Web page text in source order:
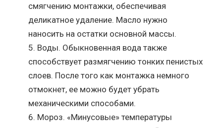
смягчению монтажки, обеспечивая
деликатное удаление. Масло нужно
наносить на остатки основной массы.
Воды. Обыкновенная вода также
способствует размягчению тонких пенистых
слоев. После того как монтажка немного
отмокнет, ее можно будет убрать
механическими способами.
Мороз. «Минусовые» температуры